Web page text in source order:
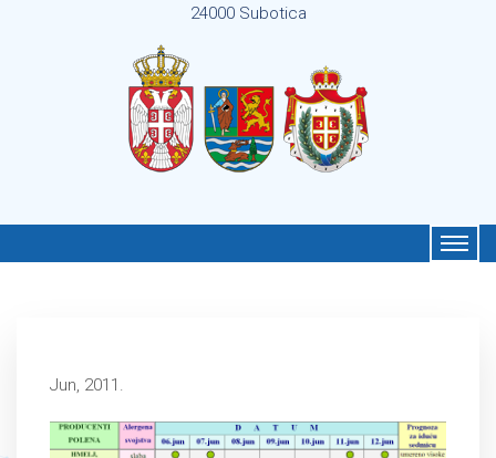
24000 Subotica
Jun, 2011.